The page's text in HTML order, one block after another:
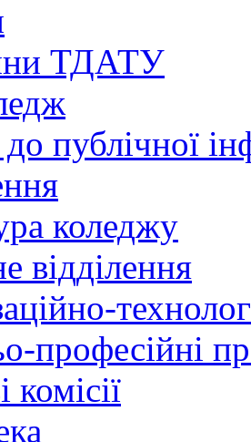
ТДАТУ
публічної
коледжу
відділення
професійні